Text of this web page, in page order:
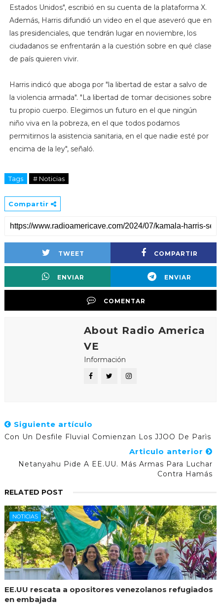
Estados Unidos", escribió en su cuenta de la plataforma X.
Además, Harris difundió un video en el que aseveró que en
las presidenciales, que tendrán lugar en noviembre, los
ciudadanos se enfrentarán a la cuestión sobre en qué clase
de país quieren vivir.
Harris indicó que aboga por "la libertad de estar a salvo de
la violencia armada". "La libertad de tomar decisiones sobre
tu propio cuerpo. Elegimos un futuro en el que ningún
niño viva en la pobreza, en el que todos podamos
permitirnos la asistencia sanitaria, en el que nadie esté por
encima de la ley", señaló.
Tags # Noticias
Compartir
TWEET COMPARTIR
ENVIAR ENVIAR
COMENTAR
About Radio America
VE
Información
Siguiente artículo
Con Un Desfile Fluvial Comienzan Los JJOO De Parìs
Articulo anterior
Netanyahu Pide A EE.UU. Más Armas Para Luchar
Contra Hamás
RELATED POST
NOTICIAS
EE.UU rescata a opositores venezolanos refugiados
en embajada